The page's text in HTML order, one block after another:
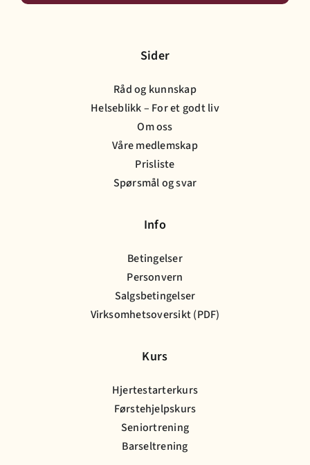
Sider
Råd og kunnskap
Helseblikk – For et godt liv
Om oss
Våre medlemskap
Prisliste
Spørsmål og svar
Info
Betingelser
Personvern
Salgsbetingelser
Virksomhetsoversikt (PDF)
Kurs
Hjertestarterkurs
Førstehjelpskurs
Seniortrening
Barseltrening